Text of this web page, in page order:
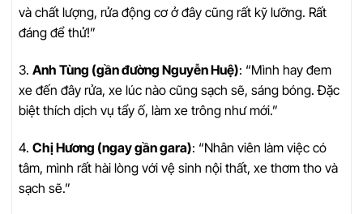
và chất lượng, rửa động cơ ở đây cũng rất kỹ lưỡng. Rất
đáng để thử!”
3. Anh Tùng (gần đường Nguyễn Huệ): “Mình hay đem
xe đến đây rửa, xe lúc nào cũng sạch sẽ, sáng bóng. Đặc
biệt thích dịch vụ tẩy ố, làm xe trông như mới.”
4. Chị Hương (ngay gần gara): “Nhân viên làm việc có
tâm, mình rất hài lòng với vệ sinh nội thất, xe thơm tho và
sạch sẽ.”